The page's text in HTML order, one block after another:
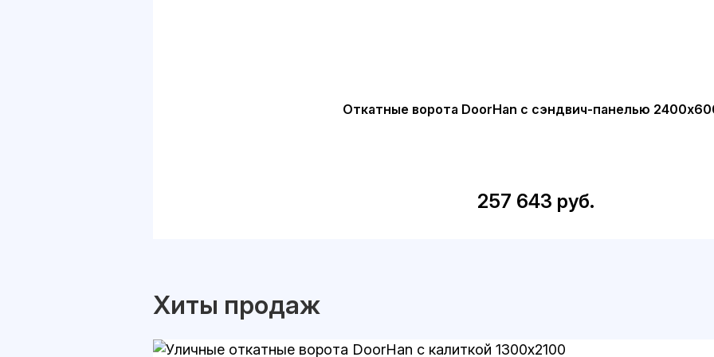
Откатные ворота DoorHan с сэндвич-панелью
257 643 руб.
Хиты продаж